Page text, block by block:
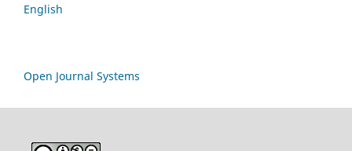
English
Open Journal Systems